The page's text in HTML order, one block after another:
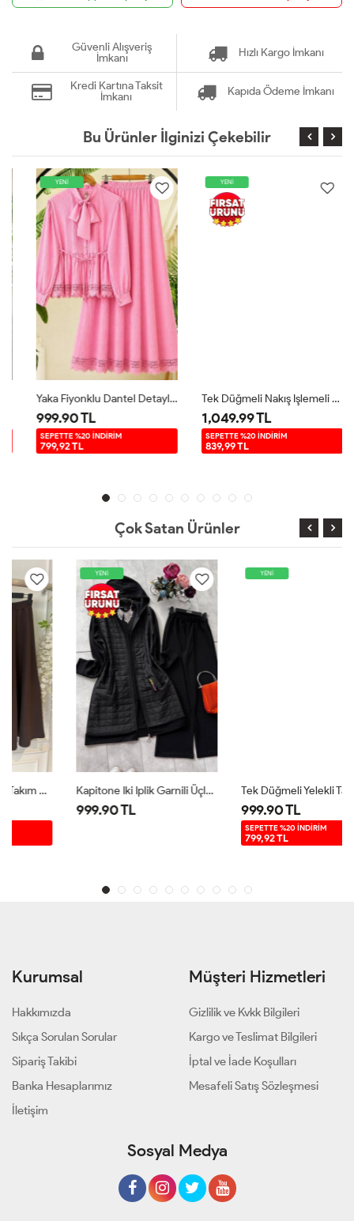
Güvenli Alışveriş
İmkanı
Hızlı Kargo İmkanı
Kredi Kartına Taksit
İmkanı
Kapıda Ödeme İmkanı
Bu Ürünler İlginizi Çekebilir
YENİ
Yaka Fiyonklu Dantel Detaylı Takım Pembe TB80108
999.90 TL
SEPETTE %20 İNDİRİM
799,92 TL
YENİ
Tek Düğmeli Nakış Işlemeli Ceket Takım Yeşil TB8084
1,049.99 TL
SEPETTE %20 İNDİRİM
839,99 TL
Çok Satan Ürünler
YENİ
Kapitone Iki Iplik Garnili Üçlü Takım Siyah UMS5007
999.90 TL
YENİ
Tek Düğmeli Yelekli Takım Siyah TB8083
999.90 TL
SEPETTE %20 İNDİRİM
Kurumsal
Hakkımızda
Sıkça Sorulan Sorular
Sipariş Takibi
Banka Hesaplarımız
İletişim
Müşteri Hizmetleri
Gizlilik ve Kvkk Bilgileri
Kargo ve Teslimat Bilgileri
İptal ve İade Koşulları
Mesafeli Satış Sözleşmesi
Sosyal Medya